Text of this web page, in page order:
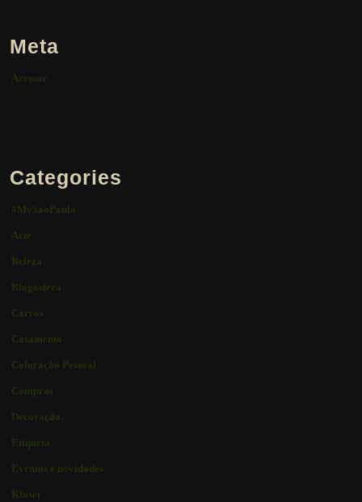
Meta
Acessar
Categories
#MySaoPaulo
Arte
Beleza
Blogosfera
Carros
Casamento
Coloração Pessoal
Compras
Decoração
Etiqueta
Eventos e novidades
Kloset